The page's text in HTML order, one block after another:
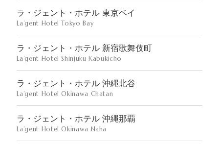
ラ・ジェント・ホテル 東京ベイ
La’gent Hotel Tokyo Bay
ラ・ジェント・ホテル 新宿歌舞伎町
La’gent Hotel Shinjuku Kabukicho
ラ・ジェント・ホテル 沖縄北谷
La’gent Hotel Okinawa Chatan
ラ・ジェント・ホテル 沖縄那覇
La’gent Hotel Okinawa Naha